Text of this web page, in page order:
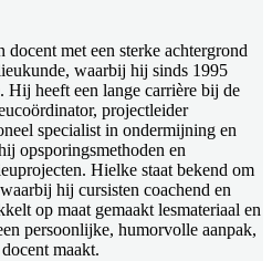
docent met een sterke achtergrond
waarbij hij sinds 1995
Hij heeft een lange carrière bij de
projectleider
specialist in ondermijning en
opsporingsmethoden en
Hielke staat bekend om
hij cursisten coachend en
op maat gemaakt lesmateriaal en
persoonlijke, humorvolle aanpak,
maakt.